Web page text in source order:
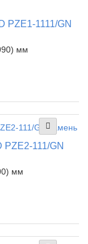
PZE1-1111/GN
мм
111/GN
мм